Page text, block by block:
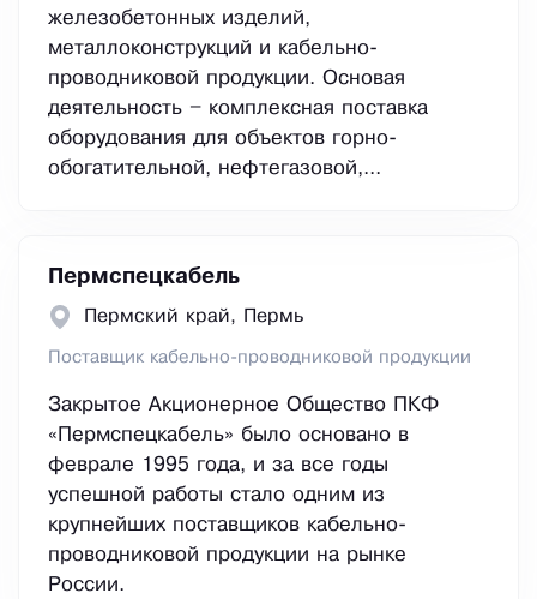
железобетонных изделий,
металлоконструкций и кабельно-
проводниковой продукции. Основая
деятельность – комплексная поставка
оборудования для объектов горно-
обогатительной, нефтегазовой,...
Пермспецкабель
Пермский край, Пермь
Поставщик кабельно-проводниковой продукции
Закрытое Акционерное Общество ПКФ
«Пермспецкабель» было основано в
феврале 1995 года, и за все годы
успешной работы стало одним из
крупнейших поставщиков кабельно-
проводниковой продукции на рынке
России.